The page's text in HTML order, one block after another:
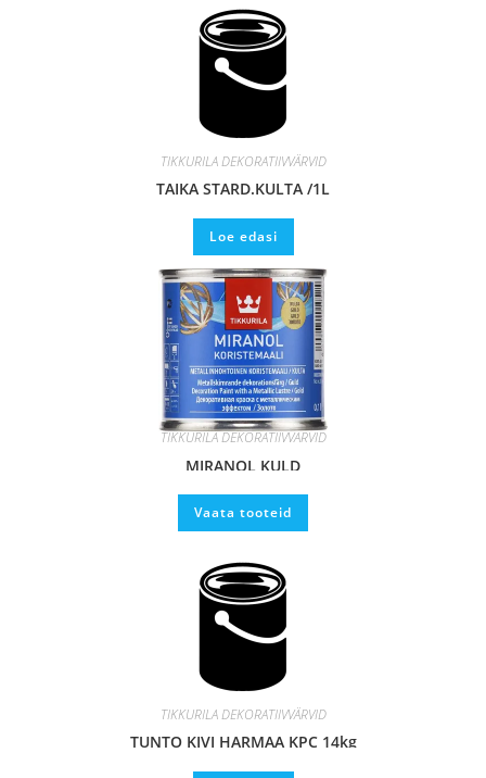
TIKKURILA DEKORATIIVVÄRVID
TAIKA STARD.KULTA /1L
Loe edasi
TIKKURILA DEKORATIIVVÄRVID
MIRANOL KULD
Vaata tooteid
TIKKURILA DEKORATIIVVÄRVID
TUNTO KIVI HARMAA KPC 14kg